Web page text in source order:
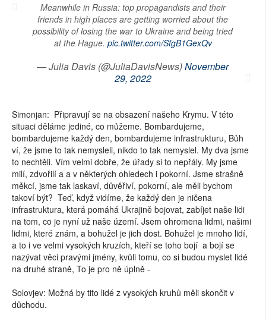
Meanwhile in Russia: top propagandists and their
friends in high places are getting worried about the
possibility of losing the war to Ukraine and being tried
at the Hague. pic.twitter.com/SfgB1GexQv
— Julia Davis (@JuliaDavisNews)November
29, 2022
Simonjan: Připravují se na obsazení našeho Krymu. V této
situaci děláme jediné, co můžeme. Bombardujeme,
bombardujeme každý den, bombardujeme infrastrukturu, Bůh
ví, že jsme to tak nemysleli, nikdo to tak nemyslel. My dva jsme
to nechtěli. Vím velmi dobře, že úřady si to nepřály. My jsme
milí, zdvořilí a a v některých ohledech i pokorní. Jsme strašně
měkcí, jsme tak laskaví, důvěřiví, pokorní, ale měli bychom
takoví být? Teď, když vidíme, že každý den je ničena
infrastruktura, která pomáhá Ukrajině bojovat, zabíjet naše lidi
na tom, co je nyní už naše území. Jsem ohromena lidmi, našimi
lidmi, které znám, a bohužel je jich dost. Bohužel je mnoho lidí,
a to i ve velmi vysokých kruzích, kteří se toho bojí a bojí se
nazývat věci pravými jmény, kvůli tomu, co si budou myslet lidé
na druhé straně, To je pro ně úplně -
Solovjev: Možná by tito lidé z vysokých kruhů měli skončit v
důchodu.